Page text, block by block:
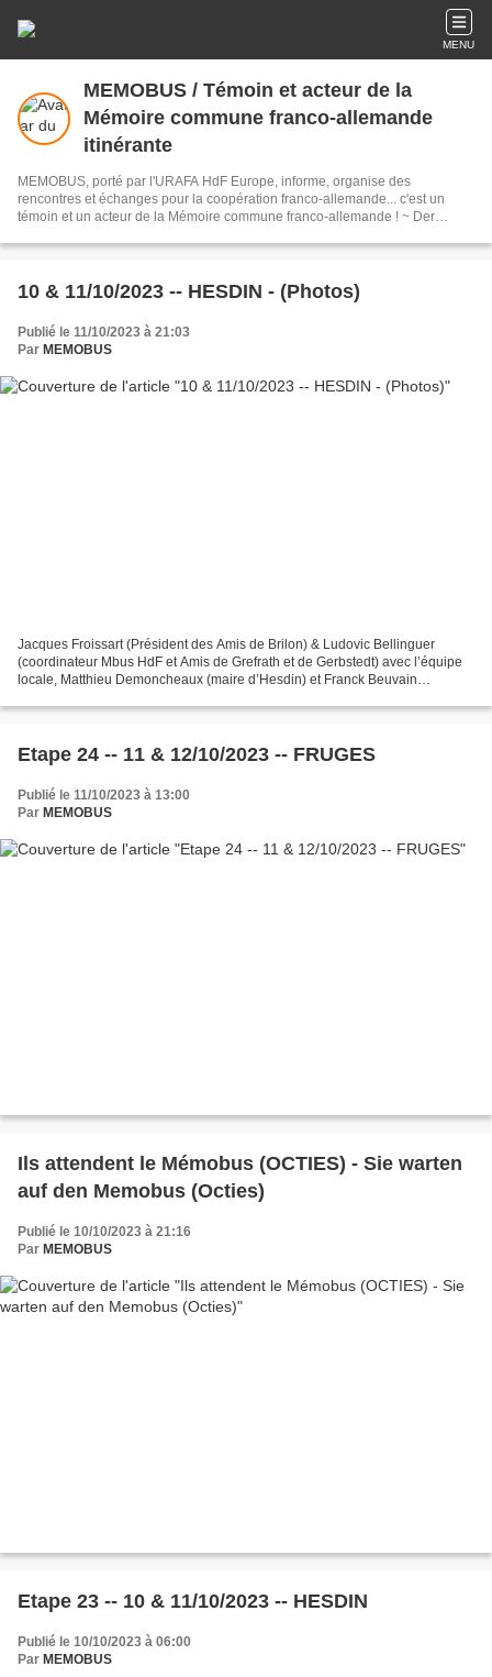
MENU
MEMOBUS / Témoin et acteur de la
Mémoire commune franco-allemande
itinérante
MEMOBUS, porté par l'URAFA HdF Europe, informe, organise des
rencontres et échanges pour la coopération franco-allemande... c'est un
témoin et un acteur de la Mémoire commune franco-allemande ! ~ Der
Begegnungen, Projekte zur Zusammenarbeit und die deutsch- französische
10 & 11/10/2023 -- HESDIN - (Photos)
Publié le 11/10/2023 à 21:03
Par MEMOBUS
Jacques Froissart (Président des Amis de Brilon) & Ludovic Bellinguer
(coordinateur Mbus HdF et Amis de Grefrath et de Gerbstedt) avec l’équipe
locale, Matthieu Demoncheaux (maire d’Hesdin) et Franck Beuvain
Etape 24 -- 11 & 12/10/2023 -- FRUGES
Publié le 11/10/2023 à 13:00
Par MEMOBUS
Ils attendent le Mémobus (OCTIES) - Sie warten
auf den Memobus (Octies)
Publié le 10/10/2023 à 21:16
Par MEMOBUS
Etape 23 -- 10 & 11/10/2023 -- HESDIN
Publié le 10/10/2023 à 06:00
Par MEMOBUS